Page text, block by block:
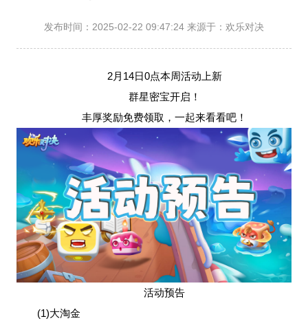
发布时间： 2025-02-22 09:47:24 来源于：欢乐对决
2月14日0点本周活动上新
群星密宝开启！
丰厚奖励免费领取，一起来看看吧！
活动预告
(1)大淘金